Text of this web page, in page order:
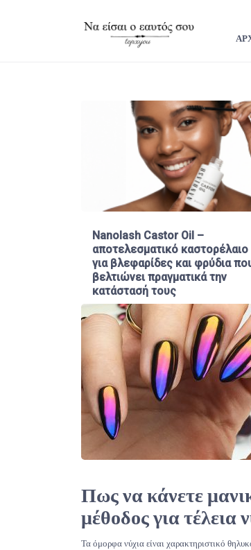
Nanolash Castor Oil –
αποτελεσματικό καστορέλαιο
για βλεφαρίδες και φρύδια
βελτιώνει πραγματικά την
κατάστασή τους
Πως να κάνετε
μέθοδος για τέλεια
Τα όμορφα νύχια είναι χαρακτηριστικό